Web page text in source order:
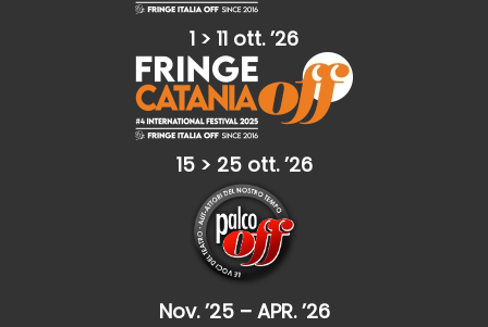
1 > 11 ott. ’26
15 > 25 ott. ’26
Nov. ’25 – APR. ’26